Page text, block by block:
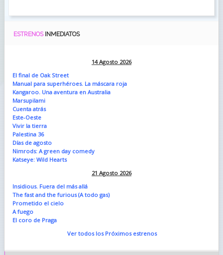
ESTRENOS INMEDIATOS
14 Agosto 2026
El final de Oak Street
Manual para superhéroes. La máscara roja
Kangaroo. Una aventura en Australia
Marsupilami
Cuenta atrás
Este-Oeste
Vivir la tierra
Palestina 36
Días de agosto
Nimrods: A green day comedy
Katseye: Wild Hearts
21 Agosto 2026
Insidious. Fuera del más allá
The fast and the furious (A todo gas)
Prometido el cielo
A fuego
El coro de Praga
Ver todos los Próximos estrenos